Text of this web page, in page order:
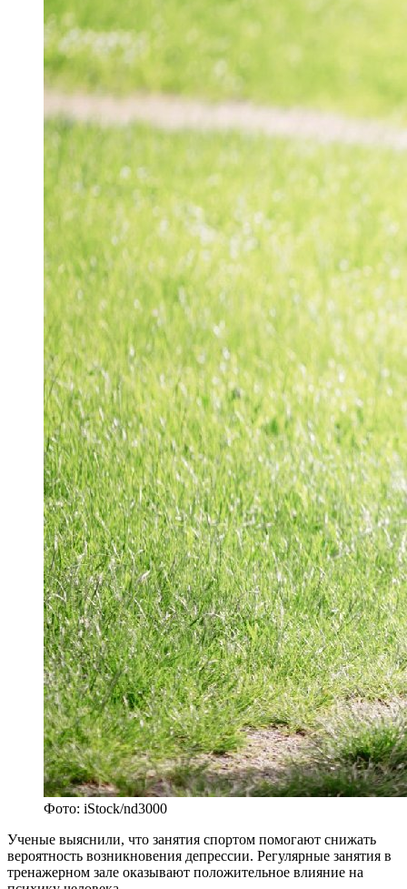
Фото: iStock/nd3000
Ученые выяснили, что занятия спортом помогают снижать
вероятность возникновения депрессии. Регулярные занятия в
тренажерном зале оказывают положительное влияние на